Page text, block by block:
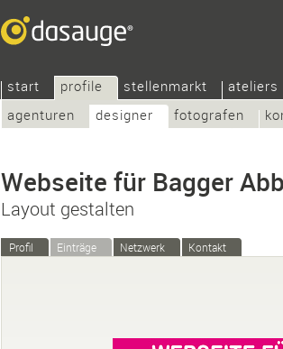
start
profile
agenturen
designer fotografen
stellenmarkt ateliers
Webseite für Bagger
Layout gestalten
Profil Einträge Netzwerk Kontakt